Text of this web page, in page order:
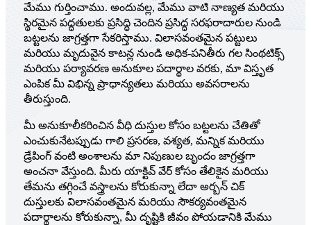
మేము గుర్తించాము. అందువల్ల, మేము వాటి నాణ్యత మరియు
స్థిరమైన పద్ధతులకు ప్రసిద్ధి చెందిన ప్రసిద్ధ సరఫరాదారుల నుండి
బట్టలను జాగ్రత్తగా సేకరిస్తాము. విలాసవంతమైన పట్టులు
మరియు మృదువైన కాటన్ల నుండి అధిక-పనితీరు గల సింథటిక్స్
మరియు పర్యావరణ అనుకూల పదార్థాల వరకు, మా విస్తృత
ఎంపిక మీ విభిన్న ప్రాధాన్యతలు మరియు అవసరాలను
తీరుస్తుంది.
మీ అనుకూలీకరించిన వీధి దుస్తుల కోసం బట్టలను చేతితో
ఎంచుకునేటప్పుడు గాలి ప్రసరణ, వశ్యత, మన్నిక మరియు
డ్రేపింగ్ వంటి అంశాలను మా నిపుణుల బృందం జాగ్రత్తగా
అంచనా వేస్తుంది. మీరు యాక్టివ్ వేర్ కోసం తేలికైన మరియు
తేమను తగ్గించే వస్త్రాలను కోరుకున్నా లేదా అర్బన్ చిక్
దుస్తులకు విలాసవంతమైన మరియు సౌకర్యవంతమైన
పదార్థాలను కోరుకున్నా, మీ దృష్టికి జీవం పోయడానికి మేము